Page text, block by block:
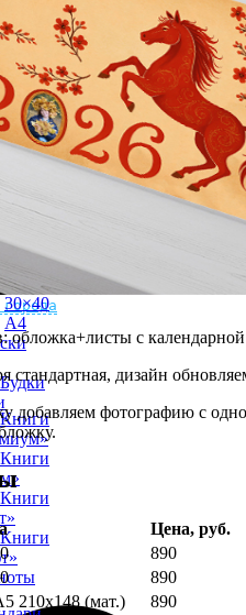
всему миру
30х30
30х40
А4
10х10
10×15
15×15
20×20
20×30
30×30
30×40
A4
с календарной
стандартная, дизайн
фотографию с
Цена, руб.
890
890
210х148 (мат.)
890